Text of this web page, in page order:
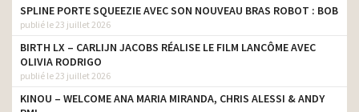
SPLINE PORTE SQUEEZIE AVEC SON NOUVEAU BRAS ROBOT : BOB
publié le 23 juillet 2026
BIRTH LX – CARLIJN JACOBS RÉALISE LE FILM LANCÔME AVEC
OLIVIA RODRIGO
publié le 23 juillet 2026
KINOU – WELCOME ANA MARIA MIRANDA, CHRIS ALESSI & ANDY